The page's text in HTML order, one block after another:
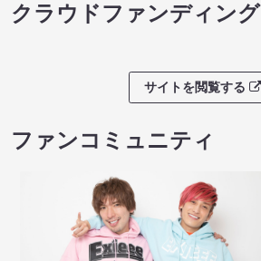
クラウドファンディング
サイトを閲覧する
ファンコミュニティ